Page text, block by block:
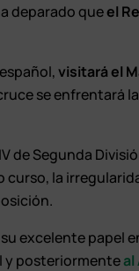
deparado queel
visitará el
se
de Segunda
la
excelente papel
y posteriormenteal